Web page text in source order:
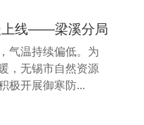
上线——梁溪分局
心驿站
气温持续偏低。为
，无锡市自然资源
极开展御寒防...